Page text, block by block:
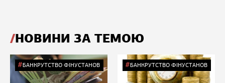
НОВИНИ ЗА ТЕМОЮ
БАНКРУТСТВО ФІНУСТАНОВ БАНКРУТСТВО ФІНУСТАНОВ